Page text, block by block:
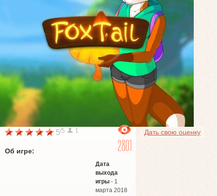
Дать свою оценку
5/5 1
2801
Об игре:
Дата
выхода
игры- 1
марта 2018